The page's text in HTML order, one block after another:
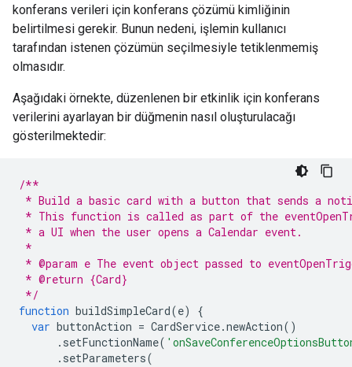
konferans verileri için konferans çözümü kimliğinin
belirtilmesi gerekir. Bunun nedeni, işlemin kullanıcı
tarafından istenen çözümün seçilmesiyle tetiklenmemiş
olmasıdır.
Aşağıdaki örnekte, düzenlenen bir etkinlik için konferans
verilerini ayarlayan bir düğmenin nasıl oluşturulacağı
gösterilmektedir:
/**
* Build a basic card with a button that sends a
* This function is called as part of the
* a UI when the user opens a Calendar event.
*
* @param e The event object passed to
* @return {Card}
*/
function buildSimpleCard(e)
{
var buttonAction = CardService.newAction()
. setFunctionName(
. setParameters(